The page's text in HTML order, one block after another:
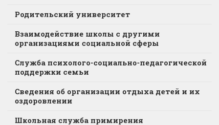
Родительский университет
Взаимодействие школы с другими
организациями социальной сферы
Служба психолого-социально-педагогической
поддержки семьи
Сведения об организации отдыха детей и их
оздоровлении
Школьная служба примирения